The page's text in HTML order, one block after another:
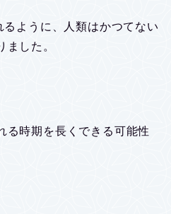
ように、人類はかつてない
ました。
る時期を長くできる可能性